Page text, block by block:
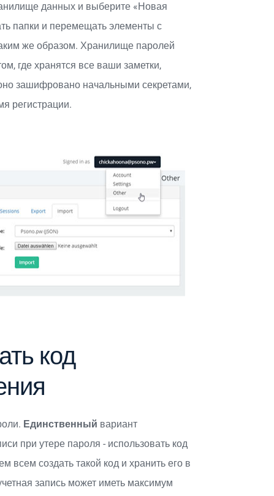
данных и выберите «Новая
папки и перемещать элементы с
же образом. Хранилище паролей
где хранятся все ваши заметки,
зашифровано начальными секретами,
регистрации.
код
Единственный вариант
при утере пароля - использовать код
всем создать такой код и хранить его в
запись может иметь максимум